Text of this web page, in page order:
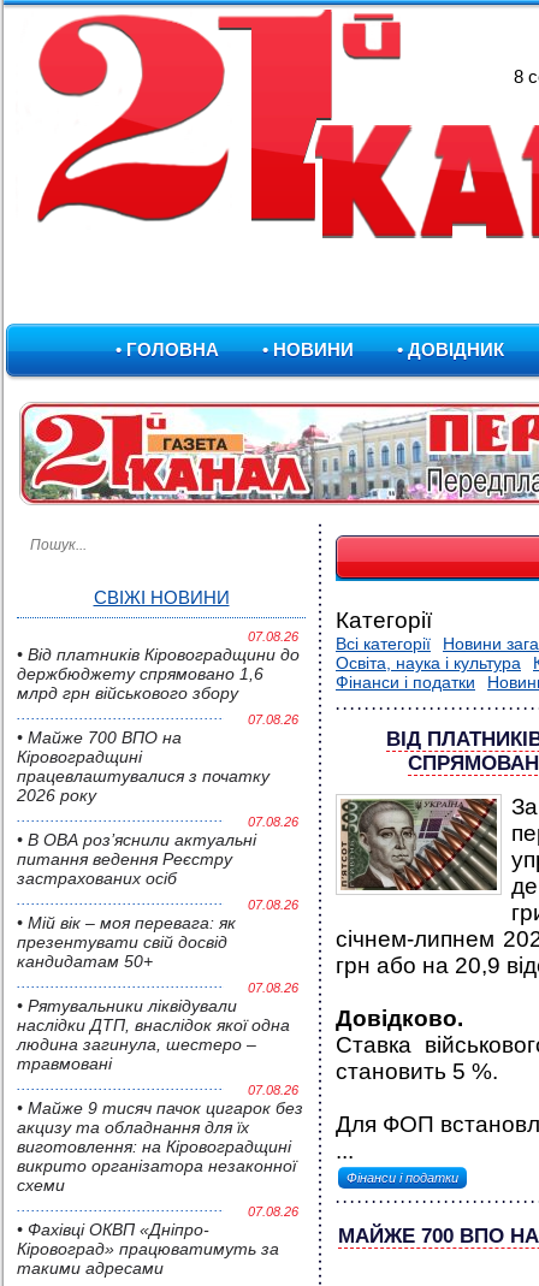
8
• ГОЛОВНА • НОВИНИ • ДОВІДНИК
СВІЖІ НОВИНИ
07.08.26
• Від платників Кіровоградщини до
держбюджету спрямовано 1,6
млрд грн військового збору
07.08.26
• Майже 700 ВПО на
Кіровоградщині
працевлаштувалися з початку
2026 року
07.08.26
• В ОВА роз’яснили актуальні
питання ведення Реєстру
застрахованих осіб
07.08.26
• Мій вік – моя перевага: як
презентувати свій досвід
кандидатам 50+
07.08.26
• Pятувальники ліквідували
наслідки ДТП, внаслідок якої одна
людина загинула, шестеро –
травмовані
07.08.26
• Майже 9 тисяч пачок цигарок без
акцизу та обладнання для їх
виготовлення: на Кіровоградщині
викрито організатора незаконної
схеми
07.08.26
• Фахівці ОКВП «Дніпро-
Кіровоград» працюватимуть за
такими адресами
Категорії
Всі категорії
Новини
Освіта, наука і культура
Фінанси і податки
ВІД
січнем-липнем
грн або на 20,9
Довідково.
Ставка
становить 5 %.
Для ФОП
...
Фінанси і податки
МАЙЖЕ 700 ВПО